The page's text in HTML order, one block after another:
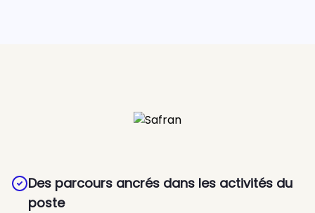
Des parcours ancrés dans les activités du
poste